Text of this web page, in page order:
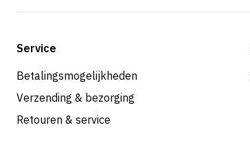
Service
Betalingsmogelijkheden
Verzending & bezorging
Retouren & service